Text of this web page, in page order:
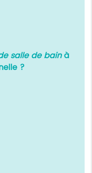
salle de bainà
?